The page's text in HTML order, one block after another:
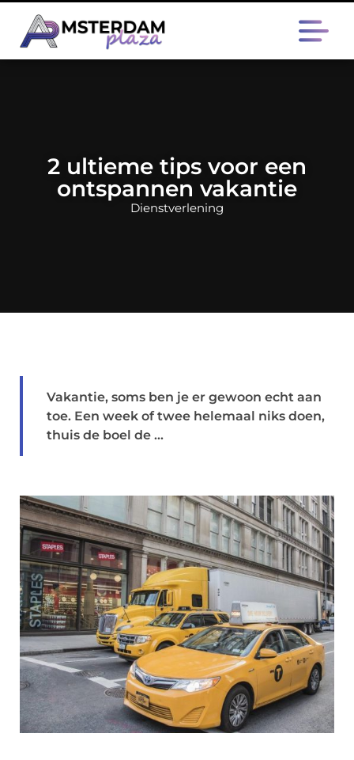
2 ultieme tips voor een
ontspannen vakantie
Dienstverlening
Vakantie, soms ben je er gewoon echt aan
toe. Een week of twee helemaal niks doen,
thuis de boel de ...